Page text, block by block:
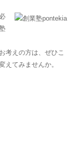
考えの方は、ぜひこ
えてみませんか。